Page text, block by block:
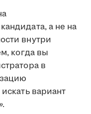
а не на
внутри
когда вы
в
вариант
.